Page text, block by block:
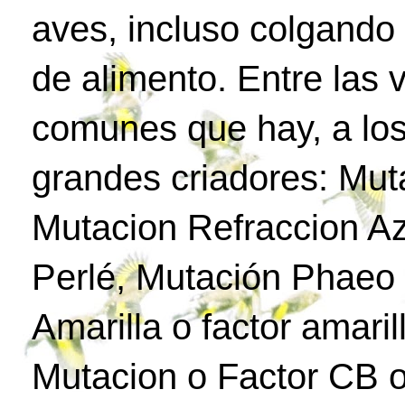
aves, incluso
de alimento. Entre las
comunes que hay, a
grandes criadores:
Mutacion Refraccion
Perlé, Mutación
Amarilla o factor
Mutacion o Factor CB